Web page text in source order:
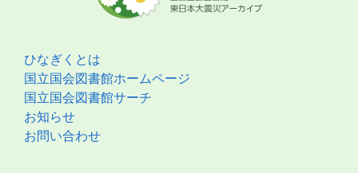
ひなぎくとは
国立国会図書館ホームページ
国立国会図書館サーチ
お知らせ
お問い合わせ